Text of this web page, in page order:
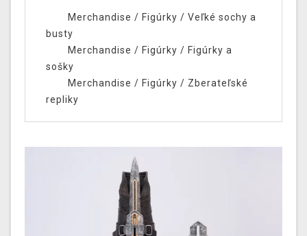
Merchandise / Figúrky / Veľké sochy a
busty
Merchandise / Figúrky / Figúrky a
sošky
Merchandise / Figúrky / Zberateľské
repliky